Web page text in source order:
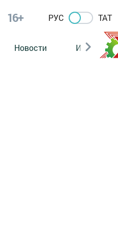
16+ РУС ТАТ
Новости Из зала